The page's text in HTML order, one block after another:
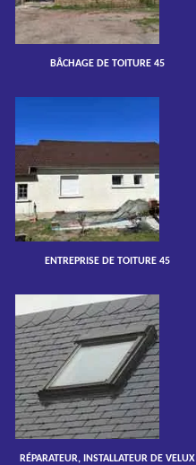
BÂCHAGE DE TOITURE 45
ENTREPRISE DE TOITURE 45
RÉPARATEUR, INSTALLATEUR DE VELUX